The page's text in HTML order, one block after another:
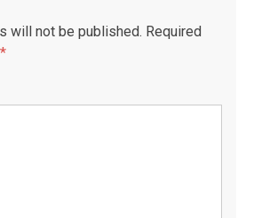
will not be published. Required
*